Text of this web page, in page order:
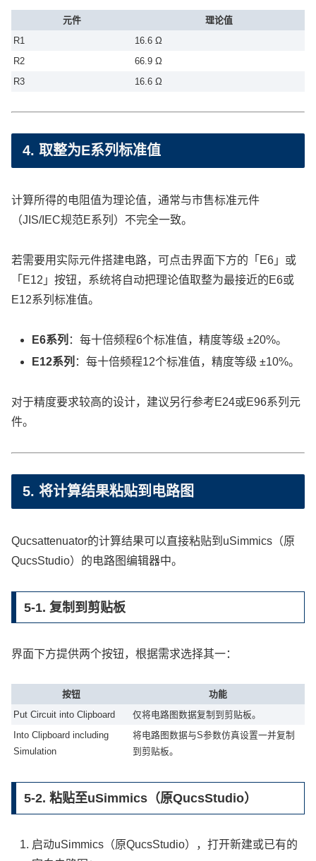
元件
理论值
R1
16.6 Ω
R2
66.9 Ω
R3
16.6 Ω
4. 取整为E系列标准值
计算所得的电阻值为理论值，通常与市售标准元件
（JIS/IEC规范E系列）不完全一致。
若需要用实际元件搭建电路，可点击界面下方的「E6」或
「E12」按钮，系统将自动把理论值取整为最接近的E6或
E12系列标准值。
E6系列 ：每十倍频程6个标准值，精度等级 ±20%。
E12系列 ：每十倍频程12个标准值，精度等级 ±10%。
对于精度要求较高的设计，建议另行参考E24或E96系列元
件。
5. 将计算结果粘贴到电路图
Qucsattenuator的计算结果可以直接粘贴到uSimmics（原
QucsStudio）的电路图编辑器中。
5-1. 复制到剪贴板
界面下方提供两个按钮，根据需求选择其一：
按钮
功能
Put Circuit into Clipboard
仅将电路图数据复制到剪贴板。
Into Clipboard including
Simulation
将电路图数据与S参数仿真设置一并复制
到剪贴板。
5-2. 粘贴至uSimmics（原QucsStudio）
启动uSimmics（原QucsStudio），打开新建或已有的